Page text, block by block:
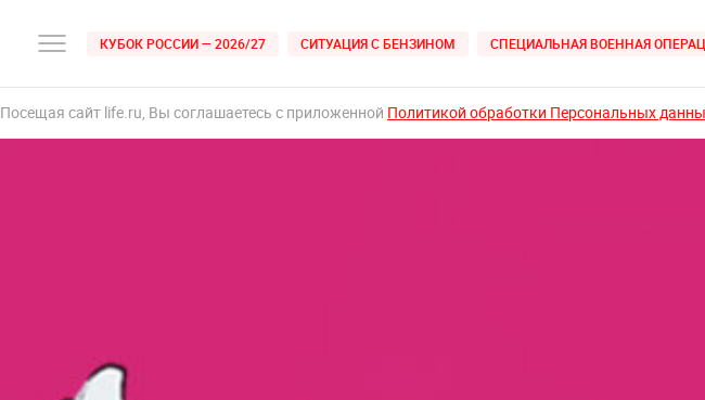
КУБОК РОССИИ — 2026/27 СИТУАЦИЯ С БЕНЗИНОМ СПЕЦИАЛЬНАЯ ВОЕННАЯ
Посещая сайт life.ru, Вы соглашаетесь с приложенной Политикой обработки Персональных